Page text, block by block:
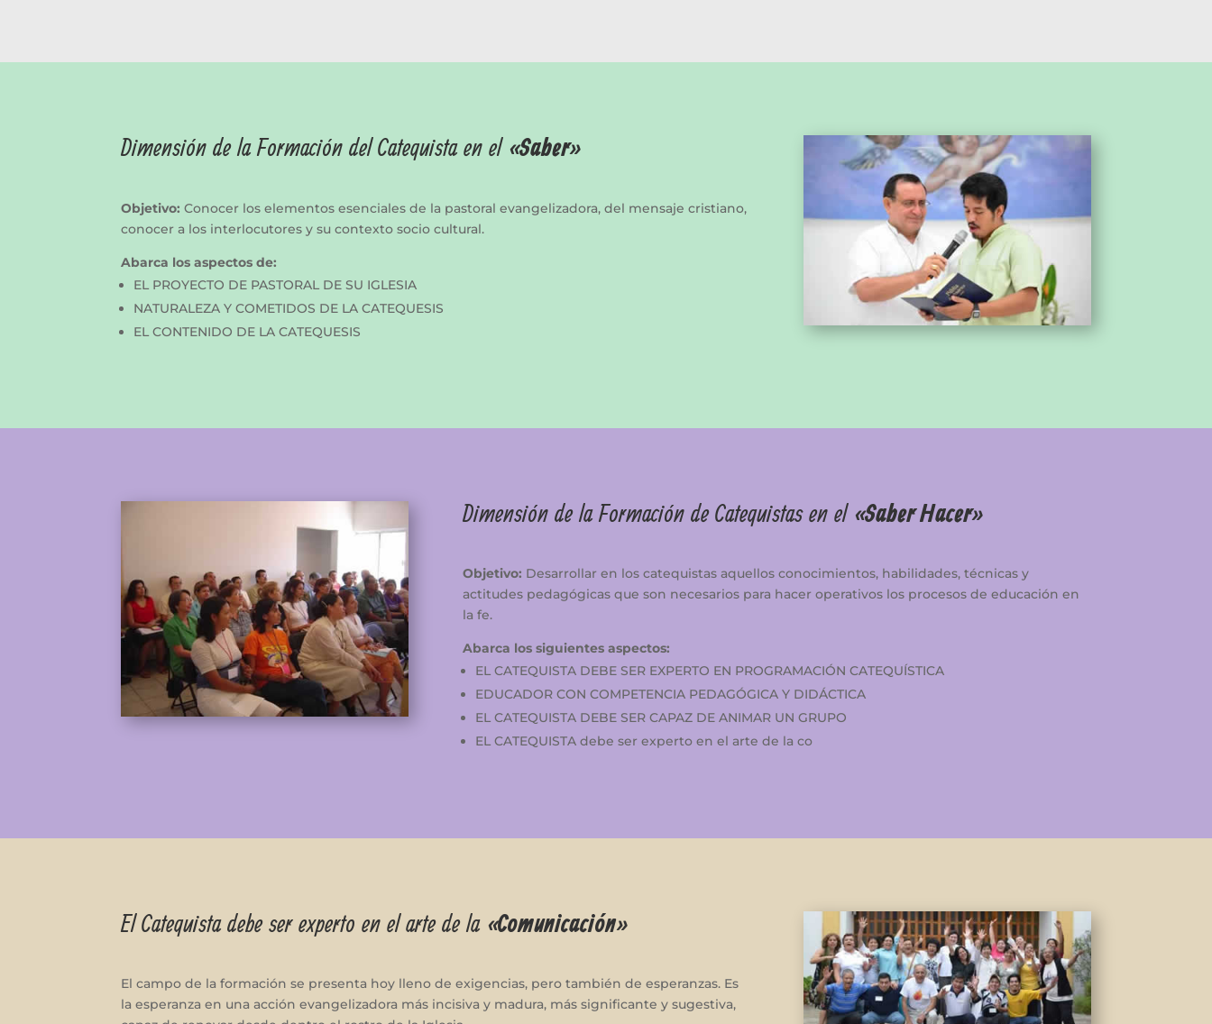
Dimensión de la Formación del Catequista en el«Saber»
Objetivo: Conocer los elementos esenciales de la pastoral evangelizadora, del mensaje cristiano,
conocer a los interlocutores y su contexto socio cultural.
Abarca los aspectos de:
EL PROYECTO DE PASTORAL DE SU IGLESIA
NATURALEZA Y COMETIDOS DE LA CATEQUESIS
EL CONTENIDO DE LA CATEQUESIS
Dimensión de la Formación de Catequistas en el«Saber Hacer»
Objetivo: Desarrollar en los catequistas aquellos conocimientos, habilidades, técnicas y
actitudes pedagógicas que son necesarios para hacer operativos los procesos de educación en
la fe.
Abarca los siguientes aspectos:
EL CATEQUISTA DEBE SER EXPERTO EN PROGRAMACIÓN CATEQUÍSTICA
EDUCADOR CON COMPETENCIA PEDAGÓGICA Y DIDÁCTICA
EL CATEQUISTA DEBE SER CAPAZ DE ANIMAR UN GRUPO
EL CATEQUISTA debe ser experto en el arte de la co
El Catequista debe ser experto en el arte de la«Comunicación»
El campo de la formación se presenta hoy lleno de exigencias, pero también de esperanzas. Es
la esperanza en una acción evangelizadora más incisiva y madura, más significante y sugestiva,